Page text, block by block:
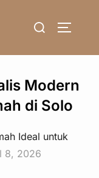
Search
Modern
di Solo
Ideal untuk
8, 2026